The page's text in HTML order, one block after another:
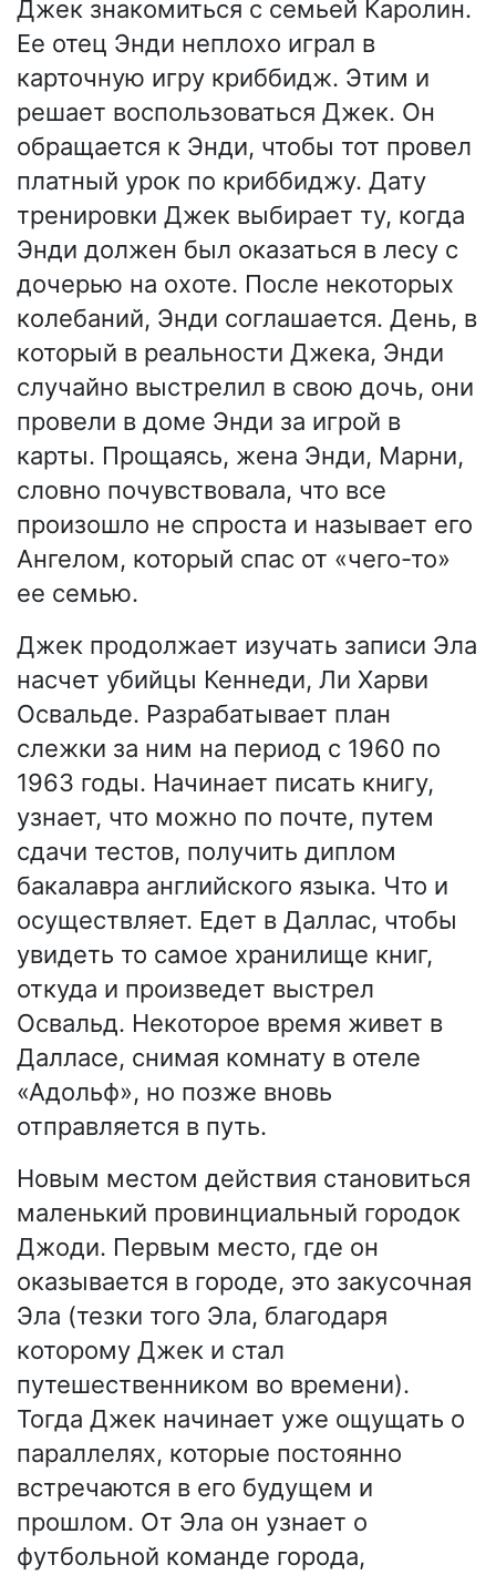
Джек знакомиться с семьей Каролин.
Ее отец Энди неплохо играл в
карточную игру криббидж. Этим и
решает воспользоваться Джек. Он
обращается к Энди, чтобы тот провел
платный урок по криббиджу. Дату
тренировки Джек выбирает ту, когда
Энди должен был оказаться в лесу с
дочерью на охоте. После некоторых
колебаний, Энди соглашается. День, в
который в реальности Джека, Энди
случайно выстрелил в свою дочь, они
провели в доме Энди за игрой в
карты. Прощаясь, жена Энди, Марни,
словно почувствовала, что все
произошло не спроста и называет его
Ангелом, который спас от «чего-то»
ее семью.
Джек продолжает изучать записи Эла
насчет убийцы Кеннеди, Ли Харви
Освальде. Разрабатывает план
слежки за ним на период с 1960 по
1963 годы. Начинает писать книгу,
узнает, что можно по почте, путем
сдачи тестов, получить диплом
бакалавра английского языка. Что и
осуществляет. Едет в Даллас, чтобы
увидеть то самое хранилище книг,
откуда и произведет выстрел
Освальд. Некоторое время живет в
Далласе, снимая комнату в отеле
«Адольф», но позже вновь
отправляется в путь.
Новым местом действия становиться
маленький провинциальный городок
Джоди. Первым место, где он
оказывается в городе, это закусочная
Эла (тезки того Эла, благодаря
которому Джек и стал
путешественником во времени).
Тогда Джек начинает уже ощущать о
параллелях, которые постоянно
встречаются в его будущем и
прошлом. От Эла он узнает о
футбольной команде города,